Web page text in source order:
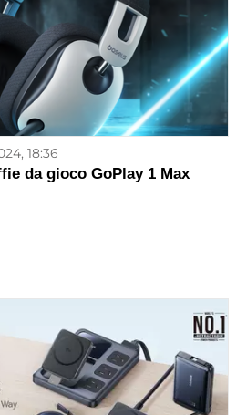
18:36
da gioco GoPlay 1 Max